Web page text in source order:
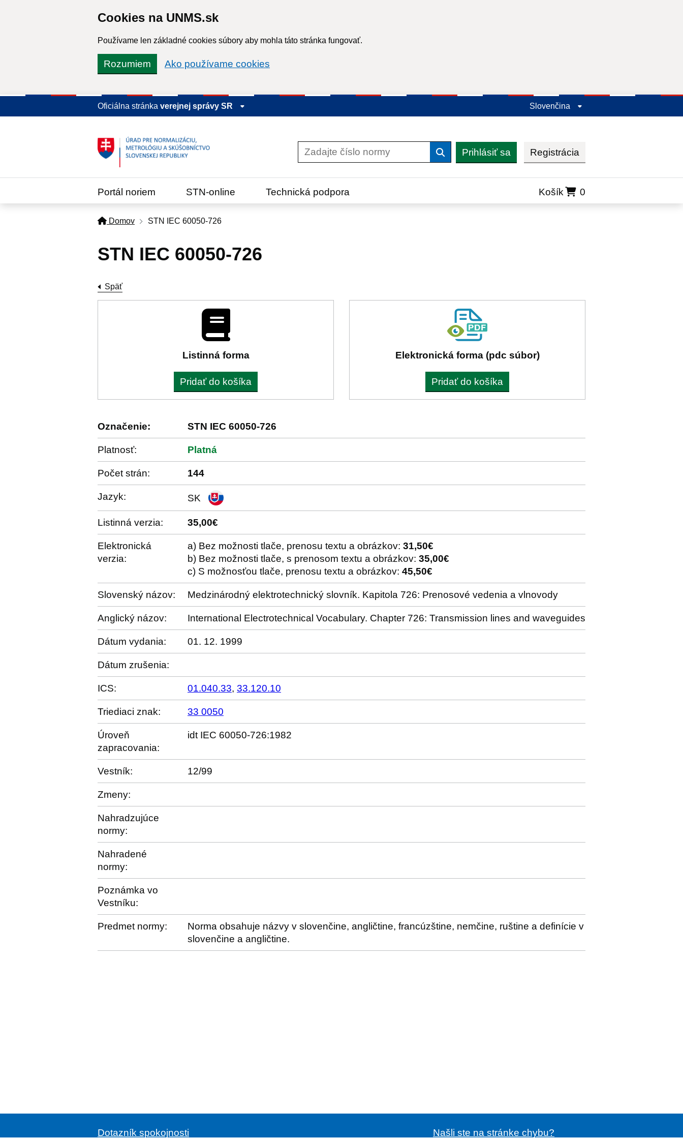
Cookies na UNMS.sk
Používame len základné cookies súbory aby mohla táto stránka fungovať.
Rozumiem Ako používame cookies
Oficiálna stránka verejnej správy SR Slovenčina
VyhľadaťPrihlásiť sa Registrácia
Portál noriem STN-online Technická podpora Košík 0
Domov STN IEC 60050-726
STN IEC 60050-726
Späť
Listinná forma
Pridať do košíka
Elektronická forma (pdc súbor)
Pridať do košíka
Označenie: STN IEC 60050-726
Platnosť: Platná
Počet strán: 144
Jazyk: SK
Listinná verzia: 35,00€
Elektronická
verzia:
a) Bez možnosti tlače, prenosu textu a obrázkov: 31,50€
b) Bez možnosti tlače, s prenosom textu a obrázkov: 35,00€
c) S možnosťou tlače, prenosu textu a obrázkov: 45,50€
Slovenský názov: Medzinárodný elektrotechnický slovník. Kapitola 726: Prenosové vedenia a vlnovody
Anglický názov: International Electrotechnical Vocabulary. Chapter 726: Transmission lines and waveguides
Dátum vydania: 01. 12. 1999
Dátum zrušenia:
ICS: 01.040.33, 33.120.10
Triediaci znak: 33 0050
Úroveň
zapracovania:
idt IEC 60050-726:1982
Vestník: 12/99
Zmeny:
Nahradzujúce
normy:
Nahradené
normy:
Poznámka vo
Vestníku:
Predmet normy:
Norma obsahuje názvy v slovenčine, angličtine, francúzštine, nemčine, ruštine a definície v
slovenčine a angličtine.
Dotazník spokojnosti Našli ste na stránke chybu?